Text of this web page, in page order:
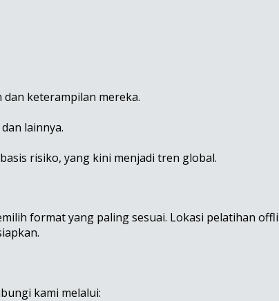
keterampilan mereka.
lainnya.
risiko, yang kini menjadi tren global.
format yang paling sesuai. Lokasi pelatihan
kami melalui: